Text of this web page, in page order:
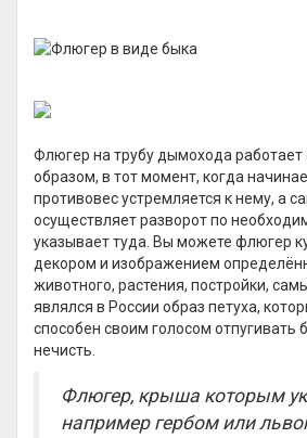
Флюгер на трубу дымохода
образом, в тот момент, когда
противовес устремляется к нему, а
осуществляет разворот по
указывает туда. Вы можете флюгер
декором и изображением
животного, растения, постройки,
являлся в России образ петуха,
способен своим голосом отпугивать
нечисть.
Флюгер, крыша которым
например гербом или